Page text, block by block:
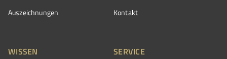
Auszeichnungen
Kontakt
WISSEN SERVICE